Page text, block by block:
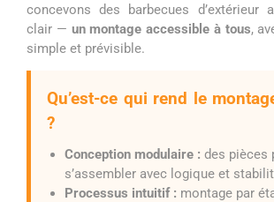
concevons des barbecues d’extérieur
clair — un montage accessible à tous,
simple et prévisible.
Qu’est-ce qui rend le
?
Conception modulaire : des pièces
s’assembler avec logique et
Processus intuitif : montage par